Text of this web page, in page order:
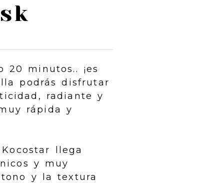
20 minutos.. ¡es
podrás disfrutar
radiante y
rápida y
llega
y muy
y la textura